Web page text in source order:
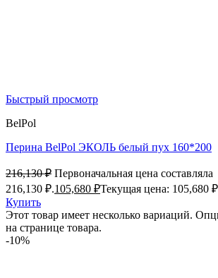
Быстрый просмотр
BelPol
Перина BelPol ЭКОЛЬ белый пух 160*200
216,130₽ Первоначальная цена составляла
216,130 ₽.105,680 ₽Текущая цена: 105,680
Купить
Этот товар имеет несколько вариаций.
на странице товара.
-10%